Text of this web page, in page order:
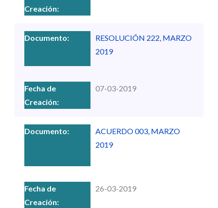
RESOLUCIÓN 222, MARZO
2019
07-03-2019
ACUERDO 003, MARZO
2019
26-03-2019